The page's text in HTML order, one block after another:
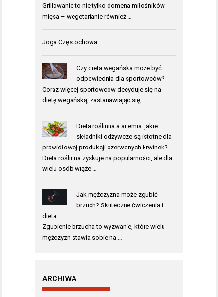
Grillowanie to nie tylko domena miłośników
mięsa – wegetarianie również …
Joga Częstochowa
Czy dieta wegańska może być
odpowiednia dla sportowców?
Coraz więcej sportowców decyduje się na
dietę wegańską, zastanawiając się, …
Dieta roślinna a anemia: jakie
składniki odżywcze są istotne dla
prawidłowej produkcji czerwonych krwinek?
Dieta roślinna zyskuje na popularności, ale dla
wielu osób wiąże …
Jak mężczyzna może zgubić
brzuch? Skuteczne ćwiczenia i
dieta
Zgubienie brzucha to wyzwanie, które wielu
mężczyzn stawia sobie na …
ARCHIWA